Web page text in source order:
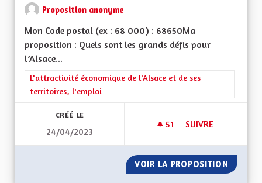
Proposition anonyme
Mon Code postal (ex : 68 000) : 68650Ma
proposition : Quels sont les grands défis pour
l’Alsace...
Filtrer les résultats de la catégorie : L'attractivité
L'attractivité économique de l'Alsace et de ses
territoires, l'emploi
CRÉÉ LE
24/04/2023
51 51 ABONNÉS
SUIVRE
VOIR LA PROPOSITION